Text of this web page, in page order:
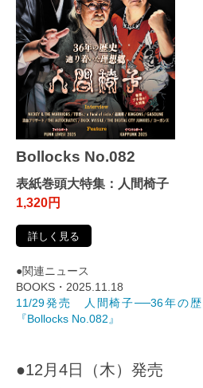
Bollocks No.082
表紙巻頭大特集：人間椅子
1,320円
詳しく見る
●関連ニュース
BOOKS・2025.11.18
11/29発売 人間椅子──36年の
『Bollocks No.082』
●12月4日（木）発売